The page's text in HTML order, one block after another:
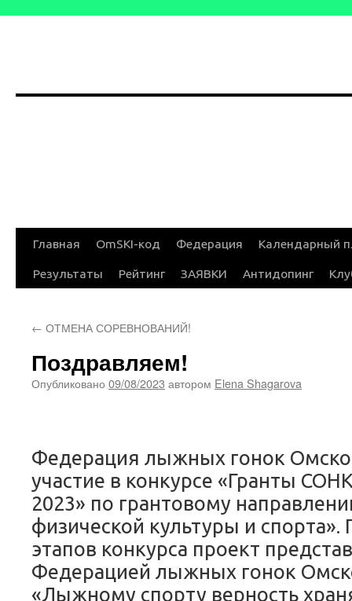
Перейти
Главная OmSKI-код Федерация Календарный
Результаты Рейтинг ЗАЯВКИ Антидопинг
← ОТМЕНА СОРЕВНОВАНИЙ!
Поздравляем!
Опубликовано 09/08/2023 автором Elena Shagarova
Федерация лыжных гонок
участие в конкурсе «Гранты
2023» по грантовому
физической культуры и спорта».
этапов конкурса проект
Федерацией лыжных гонок
«Лыжному спорту верность